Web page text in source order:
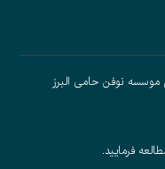
موسسه نوفن حامی البرز
فرمایید.